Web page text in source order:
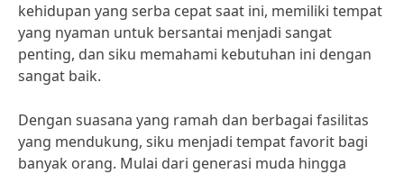
kehidupan yang serba cepat saat ini, memiliki tempat
yang nyaman untuk bersantai menjadi sangat
penting, dan siku memahami kebutuhan ini dengan
sangat baik.
Dengan suasana yang ramah dan berbagai fasilitas
yang mendukung, siku menjadi tempat favorit bagi
banyak orang. Mulai dari generasi muda hingga